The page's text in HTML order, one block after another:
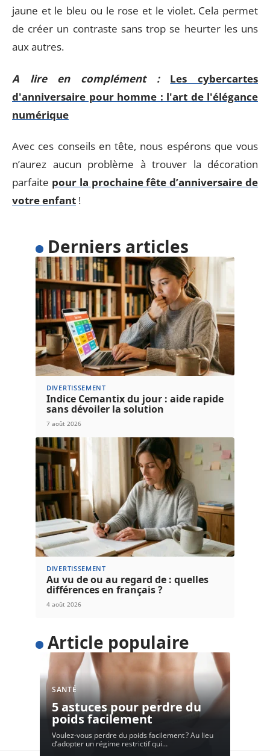
jaune et le bleu ou le rose et le violet. Cela permet
de créer un contraste sans trop se heurter les uns
aux autres.
A lire en complément :
Les cybercartes
d'anniversaire pour homme : l'art de l'élégance
numérique
Avec ces conseils en tête, nous espérons que vous
n’aurez aucun problème à trouver la décoration
parfaite pour la prochaine fête d’anniversaire de
votre enfant !
Derniers articles
DIVERTISSEMENT
Indice Cemantix du jour : aide rapide
sans dévoiler la solution
7 août 2026
DIVERTISSEMENT
Au vu de ou au regard de : quelles
différences en français ?
4 août 2026
Article populaire
SANTÉ
5 astuces pour perdre du
poids facilement
Voulez-vous perdre du poids facilement ? Au lieu
d’adopter un régime restrictif qui…